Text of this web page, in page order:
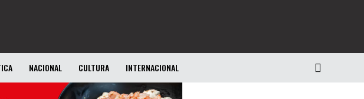
NACIONAL CULTURA INTERNACIONAL